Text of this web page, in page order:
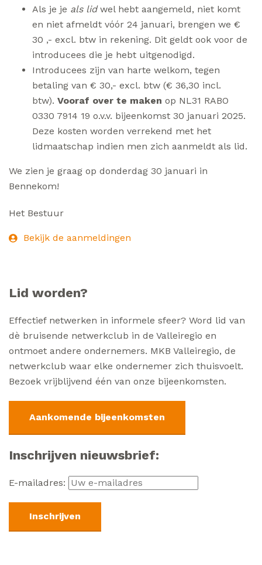
Als je je als lidwel hebt aangemeld, niet komt
en niet afmeldt vóór 24 januari, brengen we €
30 ,- excl. btw in rekening. Dit geldt ook voor de
introducees die je hebt uitgenodigd.
Introducees zijn van harte welkom, tegen
betaling van € 30,- excl. btw (€ 36,30 incl.
btw). Vooraf over te maken op NL31 RABO
0330 7914 19 o.v.v. bijeenkomst 30 januari 2025.
Deze kosten worden verrekend met het
lidmaatschap indien men zich aanmeldt als lid.
We zien je graag op donderdag 30 januari in
Bennekom!
Het Bestuur
Bekijk de aanmeldingen
Lid worden?
Effectief netwerken in informele sfeer? Word lid van
dè bruisende netwerkclub in de Valleiregio en
ontmoet andere ondernemers. MKB Valleiregio, de
netwerkclub waar elke ondernemer zich thuisvoelt.
Bezoek vrijblijvend één van onze bijeenkomsten.
Aankomende bijeenkomsten
Inschrijven nieuwsbrief:
E-mailadres: